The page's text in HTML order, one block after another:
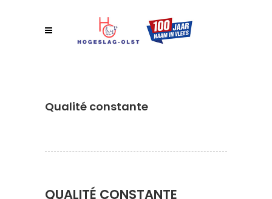
Qualité constante
QUALITÉ CONSTANTE